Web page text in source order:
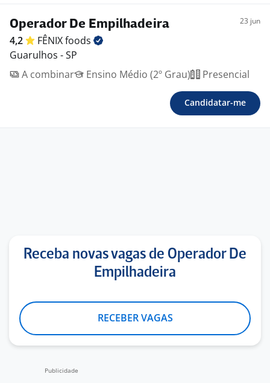
Operador De Empilhadeira 23 jun
4,2 FÊNIXfoods
Guarulhos - SP
A combinar
Ensino Médio (2º Grau) Presencial
Candidatar-me
Receba novas vagas de Operador De
Empilhadeira
RECEBER VAGAS